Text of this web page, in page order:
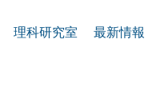
理科研究室 最新情報